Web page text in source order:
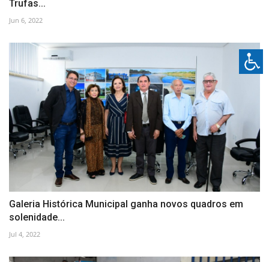
Trufas...
Jun 6, 2022
Galeria Histórica Municipal ganha novos quadros em
solenidade...
Jul 4, 2022